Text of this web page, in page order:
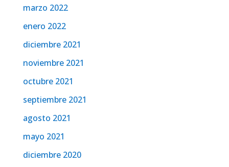
marzo 2022
enero 2022
diciembre 2021
noviembre 2021
octubre 2021
septiembre 2021
agosto 2021
mayo 2021
diciembre 2020